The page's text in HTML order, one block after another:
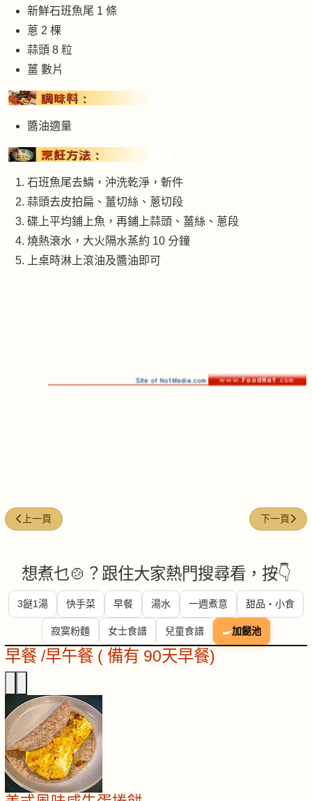
新鮮石班魚尾 1 條
蔥 2 棵
蒜頭 8 粒
薑 數片
醬油適量
石班魚尾去鱗，沖洗乾淨，斬件
蒜頭去皮拍扁、薑切絲、蔥切段
碟上平均鋪上魚，再鋪上蒜頭、薑絲、蔥段
燒熱滖水，大火隔水蒸約 10 分鐘
上桌時淋上滾油及醬油即可
上一篇文章: 牛油煎白飯魚
上一頁 下一篇文章
下一頁
想煮乜🍲？跟住大家熱門搜尋看，按👇
3餸1湯 快手菜 早餐 湯水 一週煮意 甜品・小食
寂寞粉麵 女士食譜 兒童食譜 🍳加餸池
早餐 /早午餐 ( 備有 90天早餐)